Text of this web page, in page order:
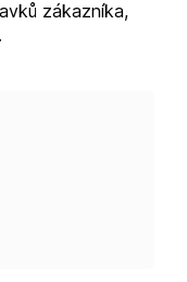
zákazníka,